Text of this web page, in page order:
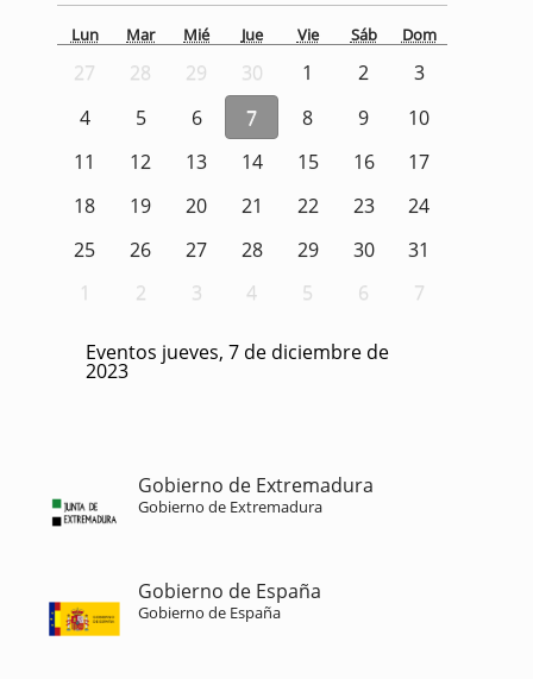
Lun Mar Mié Jue Vie Sáb Dom
27 28 29 30 1 2
3
4
5 6 7 8 9
10
11
12 13 14 15 16
17
18
19 20 21 22 23
24
25
26 27 28 29 30
31
1
2 3 4 5 6 7
Eventos jueves, 7 de diciembre de
2023
Gobierno de Extremadura
Gobierno de Extremadura
Gobierno de España
Gobierno de España